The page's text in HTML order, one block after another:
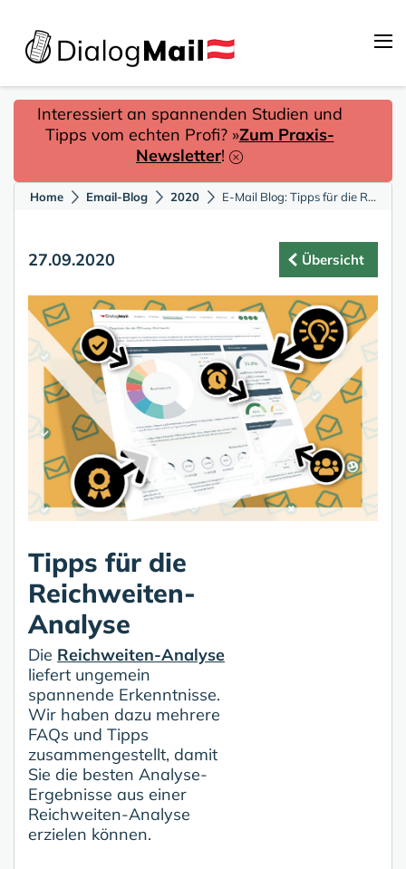
Interessiert an spannenden Studien und
Tipps vom echten Profi? »Zum Praxis-
Newsletter!
Home Email-Blog 2020 E-Mail Blog: Tipps für die Reichweiten-Analyse
27.09.2020 Übersicht
Tipps für die
Reichweiten-
Analyse
Die Reichweiten-Analyse
liefert ungemein
spannende Erkenntnisse.
Wir haben dazu mehrere
FAQs und Tipps
zusammengestellt, damit
Sie die besten Analyse-
Ergebnisse aus einer
Reichweiten-Analyse
erzielen können.